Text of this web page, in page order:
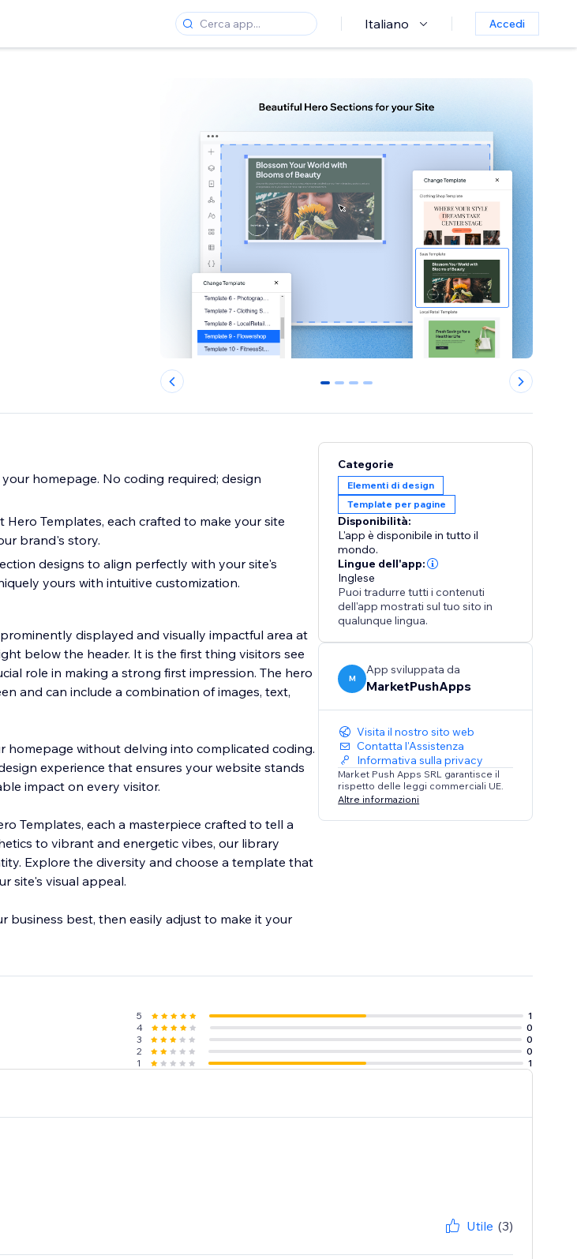
Italiano Accedi
0 1 2 3
homepage. No coding required; design
Templates, each crafted to make your site
brand's story.
designs to align perfectly with your site's
yours with intuitive customization.
displayed and visually impactful area at
below the header. It is the first thing visitors see
role in making a strong first impression. The hero
and can include a combination of images, text,
homepage without delving into complicated coding.
experience that ensures your website stands
impact on every visitor.
Templates, each a masterpiece crafted to tell a
to vibrant and energetic vibes, our library
Explore the diversity and choose a template that
site's visual appeal.
best, then easily adjust to make it your
Categorie
Elementi di design
Template per pagine
Disponibilità:
L'app è disponibile in tutto il
mondo.
Lingue dell'app:
Inglese
Puoi tradurre tutti i contenuti
dell'app mostrati sul tuo sito in
qualunque lingua.
M
App sviluppata da
MarketPushApps
Visita il nostro sito web
Contatta l'Assistenza
Informativa sulla privacy
Market Push Apps SRL garantisce il
rispetto delle leggi commerciali UE.
Altre informazioni
5
1
4
0
3
0
2
0
1
1
Utile (3)